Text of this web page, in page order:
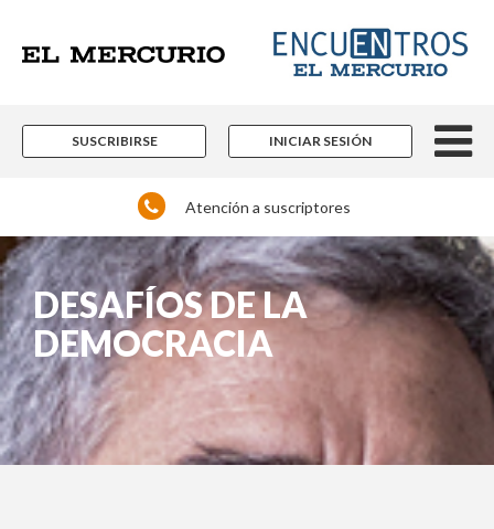
SUSCRIBIRSE INICIAR SESIÓN
Atención a suscriptores
DESAFÍOS DE LA
DEMOCRACIA